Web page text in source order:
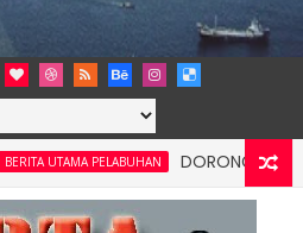
PELABUHAN
DORONG
TPK Siap Operasikan Alat